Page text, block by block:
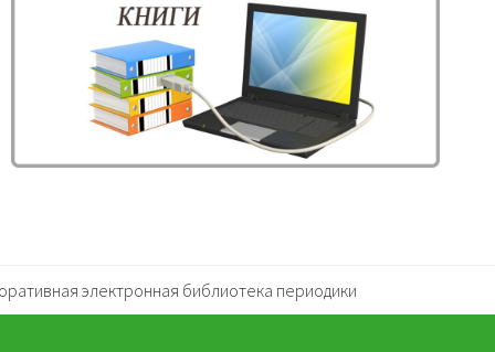
электронная библиотека периодики